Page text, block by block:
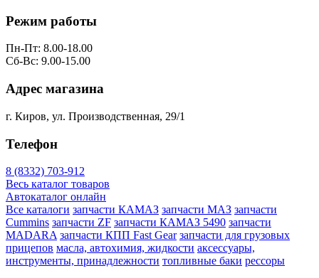
Режим работы
Пн-Пт: 8.00-18.00
Сб-Вс: 9.00-15.00
Адрес магазина
г. Киров, ул. Производственная, 29/1
Телефон
8 (8332) 703-912
Весь каталог товаров
Автокаталог онлайн
Все каталоги запчасти КАМАЗ запчасти МАЗ запчасти
Cummins запчасти ZF запчасти КАМАЗ 5490 запчасти
MADARA запчасти КПП Fast Gear запчасти для грузовых
прицепов масла, автохимия, жидкости аксессуары,
инструменты, принадлежности топливные баки рессоры